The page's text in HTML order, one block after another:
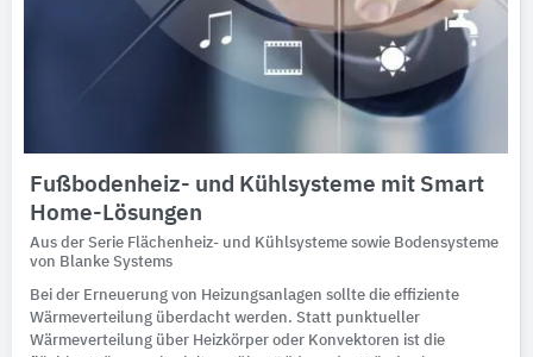
Fußbodenheiz- und Kühlsysteme mit Smart
Home-Lösungen
Aus der Serie Flächenheiz- und Kühlsysteme sowie Bodensysteme
von Blanke Systems
Bei der Erneuerung von Heizungsanlagen sollte die effiziente
Wärmeverteilung überdacht werden. Statt punktueller
Wärmeverteilung über Heizkörper oder Konvektoren ist die